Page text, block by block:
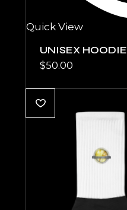
Quick View
UNISEX HOODIE
$50.00